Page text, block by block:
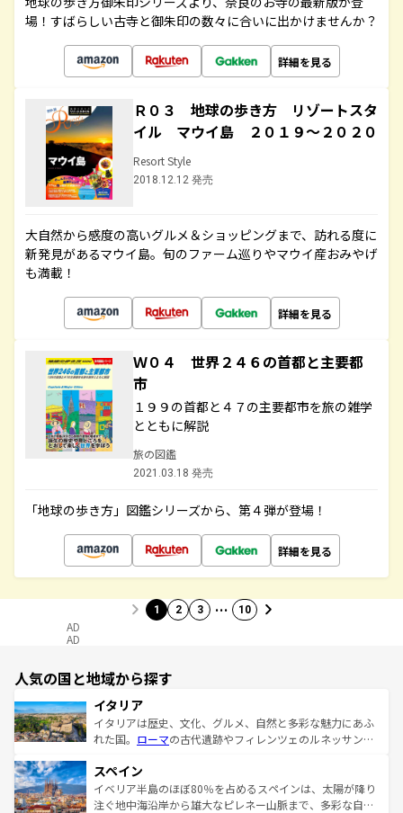
場！すばらしい古寺と御朱印の数々に合いに出かけませんか？
詳細を見る
Ｒ０３ 地球の歩き方 リゾートスタ
イル マウイ島 ２０１９～２０２０
Resort Style
2018.12.12 発売
大自然から感度の高いグルメ＆ショッピングまで、訪れる度に
新発見があるマウイ島。旬のファーム巡りやマウイ産おみやげ
も満載！
詳細を見る
Ｗ０４ 世界２４６の首都と主要都
市
１９９の首都と４７の主要都市を旅の雑学
とともに解説
旅の図鑑
2021.03.18 発売
「地球の歩き方」図鑑シリーズから、第４弾が登場！
詳細を見る
1 2 3 … 10
AD
AD
人気の国と地域から探す
イタリア
イタリアは歴史、文化、グルメ、自然と多彩な魅力にあふ
れた国。 ローマの古代遺跡やフィレンツェのルネッサンス
ろん、トスカーナの美しい田園風景やアマルフィ海岸の絶
景など、自然景観も見逃せない。観光の合間には、本場の
ピザやパスタなど、絶品のイタリア料理を堪能することも
スペイン
イベリア半島のほぼ80％を占めるスペインは、太陽が降り
注ぐ地中海沿岸から雄大なピレネー山脈まで、多彩な自然